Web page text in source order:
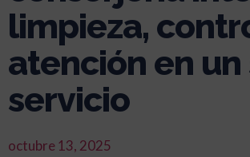
limpieza,
atención en un
servicio
octubre 13, 2025